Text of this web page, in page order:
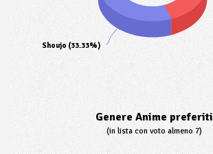
Shoujo (33.33%)
Genere Anime preferiti
(in lista con voto almeno 7)